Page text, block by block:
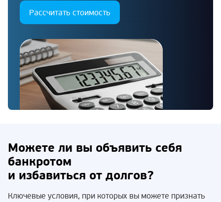
Рассчитать стоимость
Можете ли вы объявить себя
банкротом
и избавиться от долгов?
Ключевые условия, при которых вы можете признать